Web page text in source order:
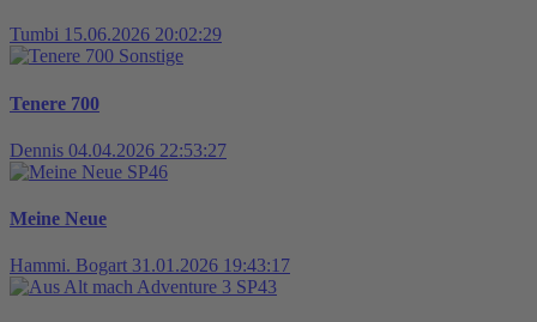
Tumbi 15.06.2026 20:02:29
Sonstige
Tenere 700
Dennis 04.04.2026 22:53:27
SP46
Meine Neue
Hammi. Bogart 31.01.2026 19:43:17
SP43